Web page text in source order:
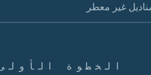
غير معطر
الخطوة